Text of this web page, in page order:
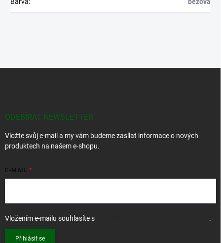
Barva: béžová
ODEBÍRAT NEWSLETTER
Vložte svůj e-mail a my vám budeme zasílat informace o nových
produktech na našem e-shopu.
E-MAIL
Vložením e-mailu souhlasíte s .
Přihlásit se